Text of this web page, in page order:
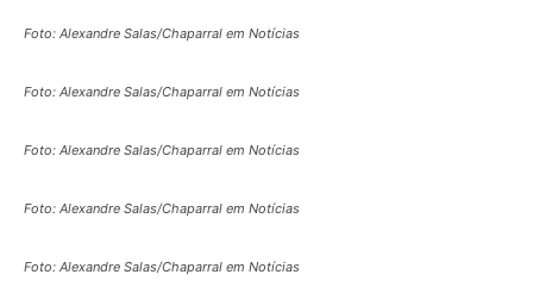
Foto: Alexandre Salas/Chaparral em Notícias
Foto: Alexandre Salas/Chaparral em Notícias
Foto: Alexandre Salas/Chaparral em Notícias
Foto: Alexandre Salas/Chaparral em Notícias
Foto: Alexandre Salas/Chaparral em Notícias